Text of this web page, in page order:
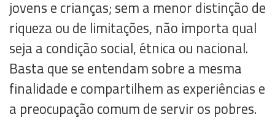
jovens e crianças; sem a menor distinção de
riqueza ou de limitações, não importa qual
seja a condição social, étnica ou nacional.
Basta que se entendam sobre a mesma
finalidade e compartilhem as experiências e
a preocupação comum de servir os pobres.